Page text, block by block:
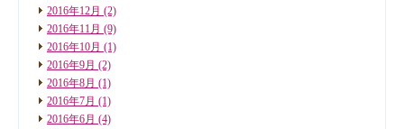
2016年12月 (2)
2016年11月 (9)
2016年10月 (1)
2016年9月 (2)
2016年8月 (1)
2016年7月 (1)
2016年6月 (4)